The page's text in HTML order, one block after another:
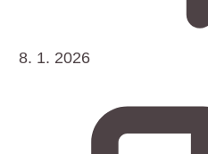
8. 1. 2026